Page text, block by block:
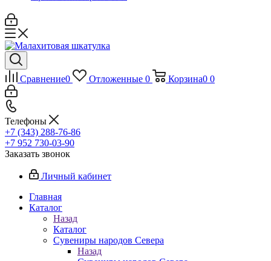
Сравнение0 Отложенные 0 Корзина0 0
Телефоны
+7 (343) 288-76-86
+7 952 730-03-90
Заказать звонок
Личный кабинет
Главная
Каталог
Назад
Каталог
Сувениры народов Севера
Назад